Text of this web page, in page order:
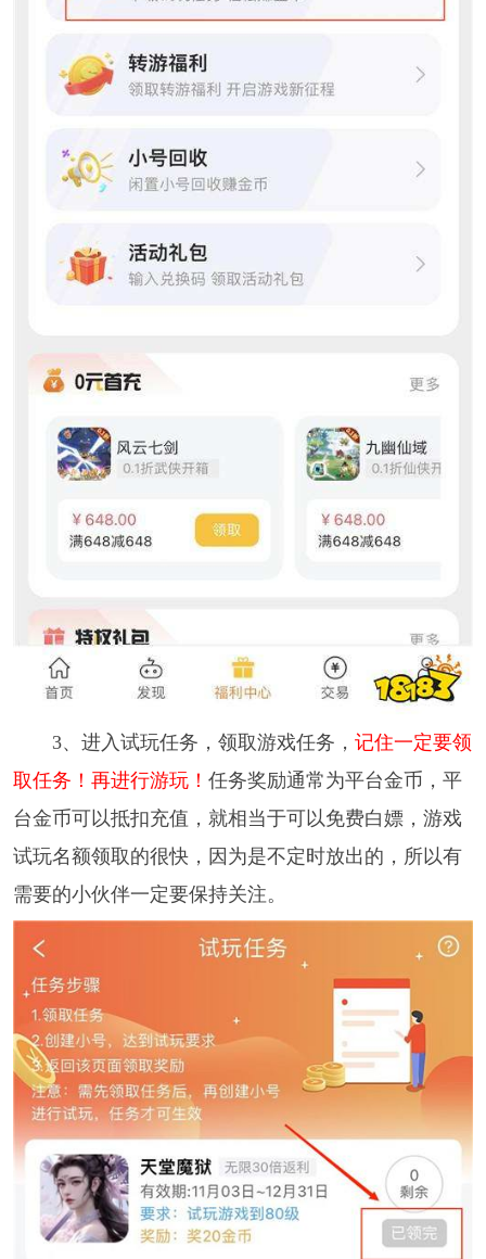
3、进入试玩任务，领取游戏任务， 记住一定要领
取任务！再进行游玩！ 任务奖励通常为平台金币，平
台金币可以抵扣充值，就相当于可以免费白嫖，游戏
试玩名额领取的很快，因为是不定时放出的，所以有
需要的小伙伴一定要保持关注。